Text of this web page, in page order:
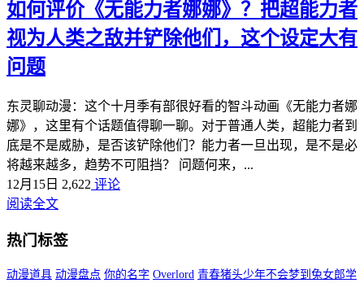
如何评价《无能力者娜娜》？把超能力者
视为人类之敌并铲除他们，这个设定大有
问题
东灵聊动漫：这个十月季有部很好看的智斗动画《无能力者娜
娜》，这里有个话题值得聊一聊。对于普通人类，超能力者到
底是不是威胁，是否该铲除他们？能力者一旦出现，是不是必
将越来越多，趋势不可阻挡？ 问题何来，...
12月15日 2,622 评论
阅读全文
热门标签
动漫道具 动漫盘点 你的名字 Overlord 青春猪头少年不会梦到兔女郎学